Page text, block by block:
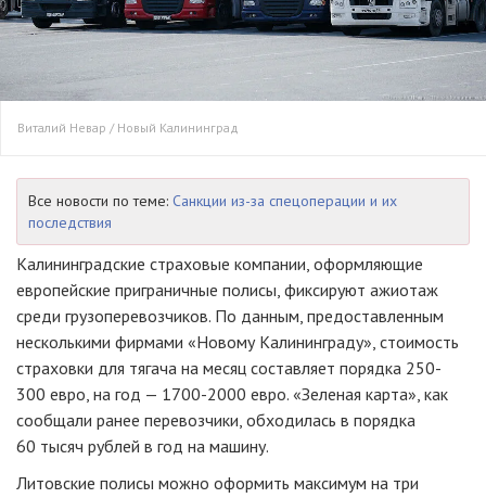
Виталий Невар / Новый Калининград
Все новости по теме: Санкции из-за спецоперации и их
последствия
Калининградские страховые компании, оформляющие
европейские приграничные полисы, фиксируют ажиотаж
среди грузоперевозчиков. По данным, предоставленным
несколькими фирмами «Новому Калининграду», стоимость
страховки для тягача на месяц составляет порядка 250-
300 евро, на год — 1700-2000 евро. «Зеленая карта», как
сообщали ранее перевозчики, обходилась в порядка
60 тысяч рублей в год на машину.
Литовские полисы можно оформить максимум на три